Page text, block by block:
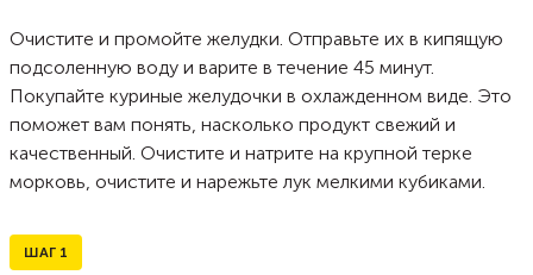
Очистите и промойте желудки. Отправьте их в кипящую
подсоленную воду и варите в течение 45 минут.
Покупайте куриные желудочки в охлажденном виде. Это
поможет вам понять, насколько продукт свежий и
качественный. Очистите и натрите на крупной терке
морковь, очистите и нарежьте лук мелкими кубиками.
ШАГ 1